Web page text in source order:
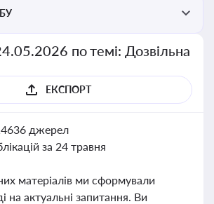
по темі: Дозвільна
ЕКСПОРТ
джерел
за 24 травня
матеріалів ми сформували
на актуальні запитання. Ви